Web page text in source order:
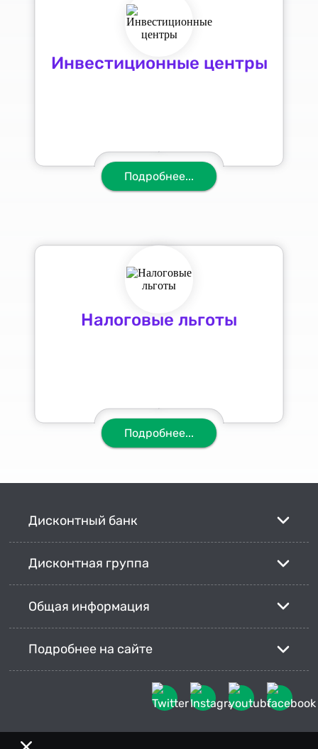
Инвестиционные центры
Подробнее...
Налоговые льготы
Подробнее...
Дисконтный банк
Дисконтная группа
Общая информация
Подробнее на сайте